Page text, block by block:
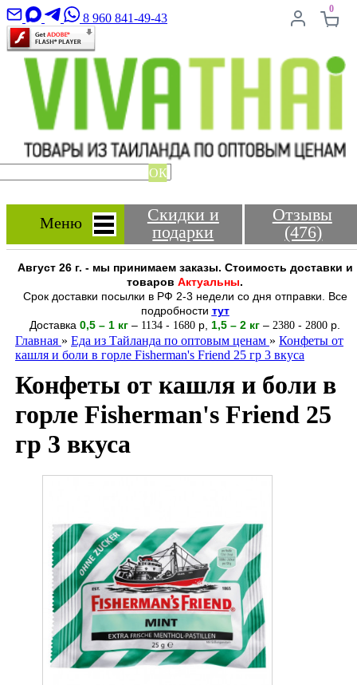
8 960 841-49-43
0
ОК
Меню
Скидки и
подарки
Отзывы
(476)
Август 26 г. - мы принимаем заказы. Стоимость доставки и
товаров Актуальны.
Срок доставки посылки в РФ 2-3 недели со дня отправки. Все
подробности тут
Доставка 0,5 – 1 кг – 1134 - 1680 р 1,5 – 2 кг – 2380 - 2800 р.
Главная » Еда из Тайланда по оптовым ценам » Конфеты от
кашля и боли в горле Fisherman's Friend 25 гр 3 вкуса
Конфеты от кашля и боли в
горле Fisherman's Friend 25
гр 3 вкуса